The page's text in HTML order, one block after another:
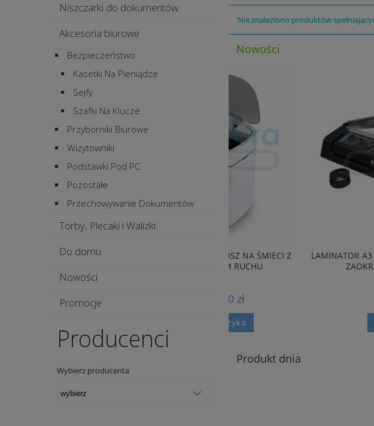
Niszczarki do dokumentów
Akcesoria biurowe
Bezpieczeństwo
Kasetki Na Pieniądze
Sejfy
Szafki Na Klucze
Przyborniki Biurowe
Wizytowniki
Podstawki Pod PC
Pozostałe
Przechowywanie Dokumentów
Torby, Plecaki i Walizki
Do domu
Nowości
Promocje
Producenci
Wybierz producenta
Nie znaleziono produktów
Nowości
BEZDOTYKOWY KOSZ NA ŚMIECI Z
LAMINATOR A3 Z WBUDOWANĄ
ZAOKRĄGLACZEM ROGÓW
Produkt dnia